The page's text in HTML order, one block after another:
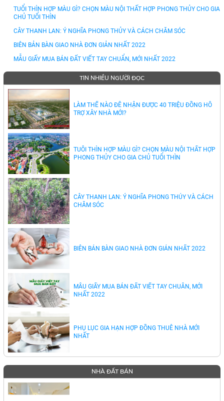
TUỔI THÌN HỢP MÀU GÌ? CHỌN MÀU NỘI THẤT HỢP PHONG THỦY CHO GIA
CHỦ TUỔI THÌN
CÂY THANH LAN: Ý NGHĨA PHONG THỦY VÀ CÁCH CHĂM SÓC
BIÊN BẢN BÀN GIAO NHÀ ĐƠN GIẢN NHẤT 2022
MẪU GIẤY MUA BÁN ĐẤT VIẾT TAY CHUẨN, MỚI NHẤT 2022
TIN NHIỀU NGƯỜI ĐỌC
LÀM THẾ NÀO ĐỂ NHẬN ĐƯỢC 40 TRIỆU ĐỒNG HỖ
TRỢ XÂY NHÀ MỚI?
TUỔI THÌN HỢP MÀU GÌ? CHỌN MÀU NỘI THẤT HỢP
PHONG THỦY CHO GIA CHỦ TUỔI THÌN
CÂY THANH LAN: Ý NGHĨA PHONG THỦY VÀ CÁCH
CHĂM SÓC
BIÊN BẢN BÀN GIAO NHÀ ĐƠN GIẢN NHẤT 2022
MẪU GIẤY MUA BÁN ĐẤT VIẾT TAY CHUẨN, MỚI
NHẤT 2022
PHỤ LỤC GIA HẠN HỢP ĐỒNG THUÊ NHÀ MỚI
NHẤT
NHÀ ĐẤT BÁN